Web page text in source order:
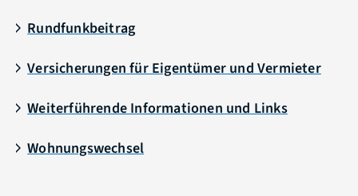
Rundfunkbeitrag
Versicherungen für Eigentümer und Vermieter
Weiterführende Informationen und Links
Wohnungswechsel